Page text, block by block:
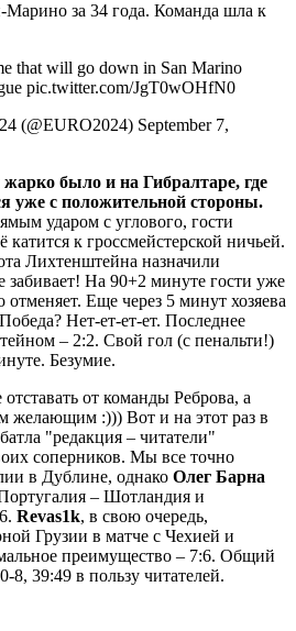
Марино за 34 года. Команда шла к
that will go down in San Marino
pic.twitter.com/JgT0wOHfN0
(@EURO2024) September 7,
было и на Гибралтаре, где
уже с положительной стороны.
ударом с углового, гости
катится к гроссмейстерской ничьей.
Лихтенштейна назначили
забивает! На 90+2 минуте гости уже
Еще через 5 минут хозяева
Нет-ет-ет-ет. Последнее
– 2:2. Свой гол (с пенальти!)
Безумие.
от команды Реброва, а
желающим :))) Вот и на этот раз в
"редакция – читатели"
соперников. Мы все точно
в Дублине, однако Олег Барна
– Шотландия и
Revas1k, в свою очередь,
Грузии в матче с Чехией и
преимущество – 7:6. Общий
8, 39:49 в пользу читателей.